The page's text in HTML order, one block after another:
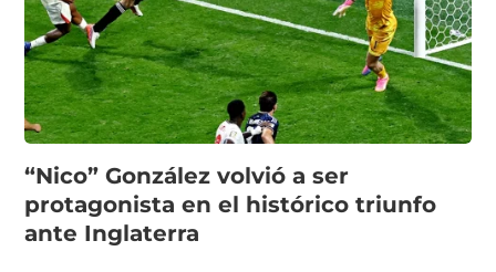
“Nico” González volvió a ser
protagonista en el histórico triunfo
ante Inglaterra